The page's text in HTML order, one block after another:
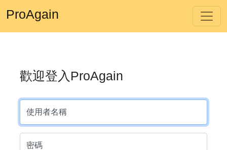
ProAgain
歡迎登入ProAgain
使用者名稱
密碼